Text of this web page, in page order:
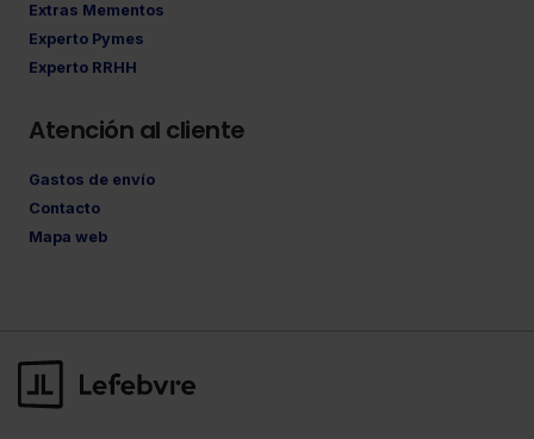
Extras Mementos
Experto Pymes
Experto RRHH
Atención al cliente
Gastos de envío
Contacto
Mapa web